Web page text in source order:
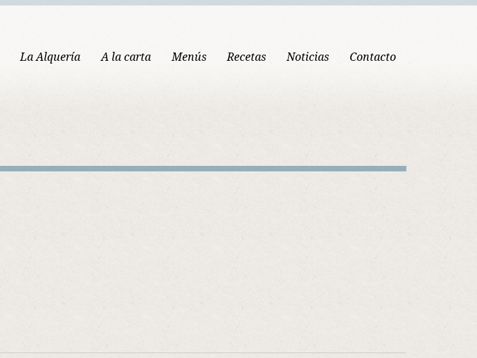
La Alquería A la carta Menús Recetas Noticias Contacto